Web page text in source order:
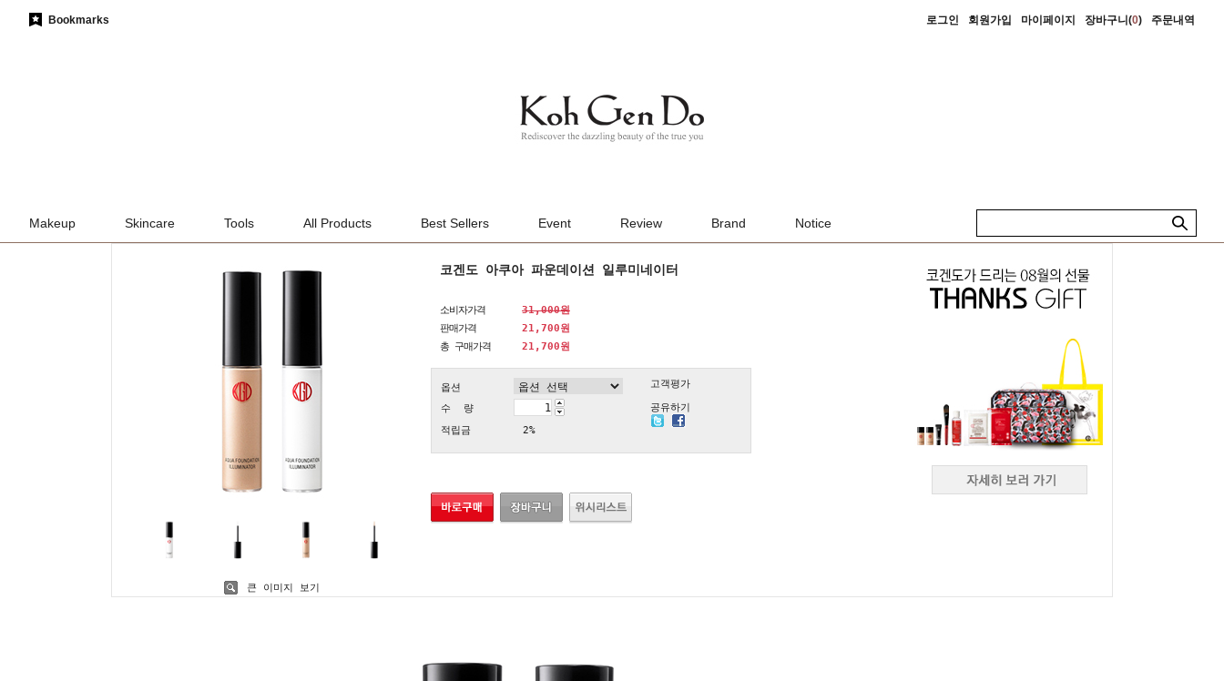
Bookmarks 로그인 회원가입 마이페이지 장바구니(0) 주문내역
Makeup Skincare Tools All Products Best Sellers Event Review Brand Notice
큰 이미지 보기
코겐도 아쿠아 파운데이션 일루미네이터
소비자가격
31,000원
판매가격
21,700원
총 구매가격
21,700원
옵션
수 량
적립금
2%
고객평가
공유하기